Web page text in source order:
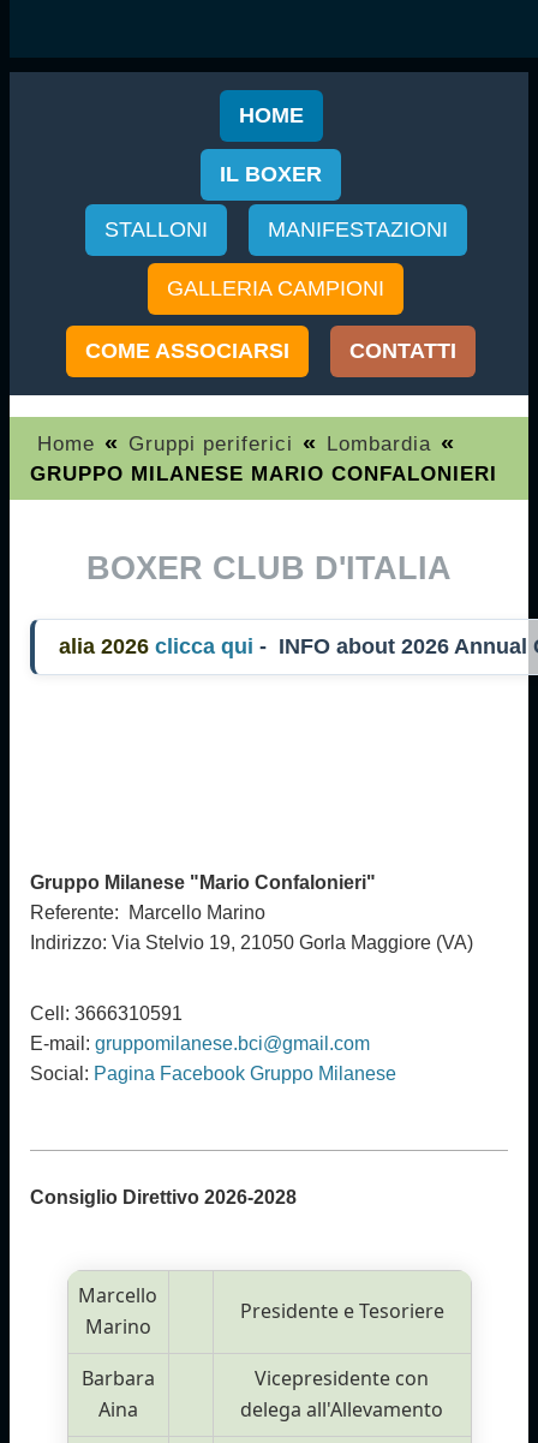
HOME
IL BOXER
STALLONI MANIFESTAZIONI
GALLERIA CAMPIONI
COME ASSOCIARSI CONTATTI
Home « Gruppi periferici « Lombardia «
GRUPPO MILANESE MARIO CONFALONIERI
BOXER CLUB D'ITALIA
ia 2026 clicca qui- INFO about 2026 Annual
Gruppo Milanese "Mario Confalonieri"
Referente: Marcello Marino
Indirizzo: Via Stelvio 19, 21050 Gorla Maggiore (VA)
Cell: 3666310591
E-mail:gruppomilanese.bci@gmail.com
Social: Pagina Facebook Gruppo Milanese
Consiglio Direttivo2026-2028
Marcello
Marino
Presidente e Tesoriere
Barbara
Aina
Vicepresidente con
delega all'Allevamento